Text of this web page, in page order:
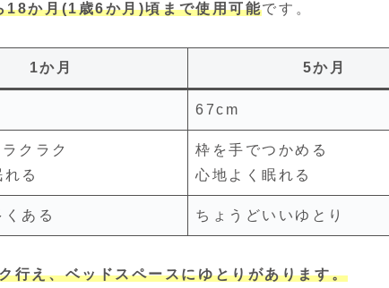
18か月(1歳6か月)頃まで使用可能です。
1か月 5か月
67cm
クラク
る
枠を手でつかめる
心地よく眠れる
ある ちょうどいいゆとり
行え、ベッドスペースにゆとりがあります。